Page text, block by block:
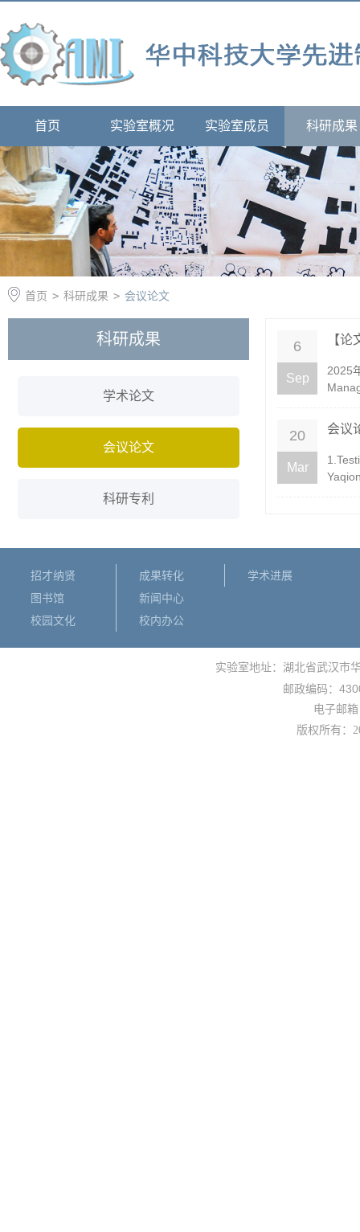
首页 实验室概况 实验室成员 科研成果
首页 > 科研成果 > 会议论文
科研成果
学术论文
会议论文
科研专利
6
Sep
【
2025
20
Mar
会议
招才纳贤
图书馆
校园文化
成果转化
新闻中心
校内办公
学术进展
实验室地址：湖北省武汉市
邮政编码：
电子邮
版权所有：